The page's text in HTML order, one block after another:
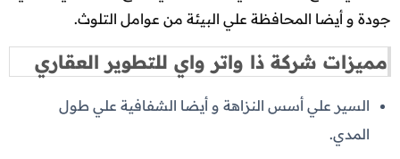
جودة و أيضا المحافظة علي البيئة من عوامل التلوث.
مميزات شركة ذا واتر واي للتطوير العقاري
السير علي أسس النزاهة و أيضا الشفافية علي طول
المدي.